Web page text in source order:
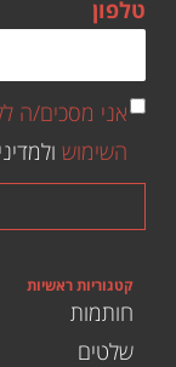
טלפון
אני מסכים/ה
השימוש
קטגוריות ראשיות
חותמות
שלטים